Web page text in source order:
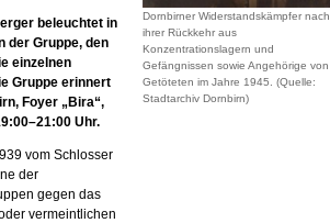
beleuchtet in
der Gruppe, den
einzelnen
Gruppe erinnert
Foyer „Bira“,
Uhr.
vom Schlosser
der
gegen das
vermeintlichen
Dornbirner Widerstandskämpfer nach
ihrer Rückkehr aus
Konzentrationslagern und
Gefängnissen sowie Angehörige von
Getöteten im Jahre 1945. (Quelle:
Stadtarchiv Dornbirn)